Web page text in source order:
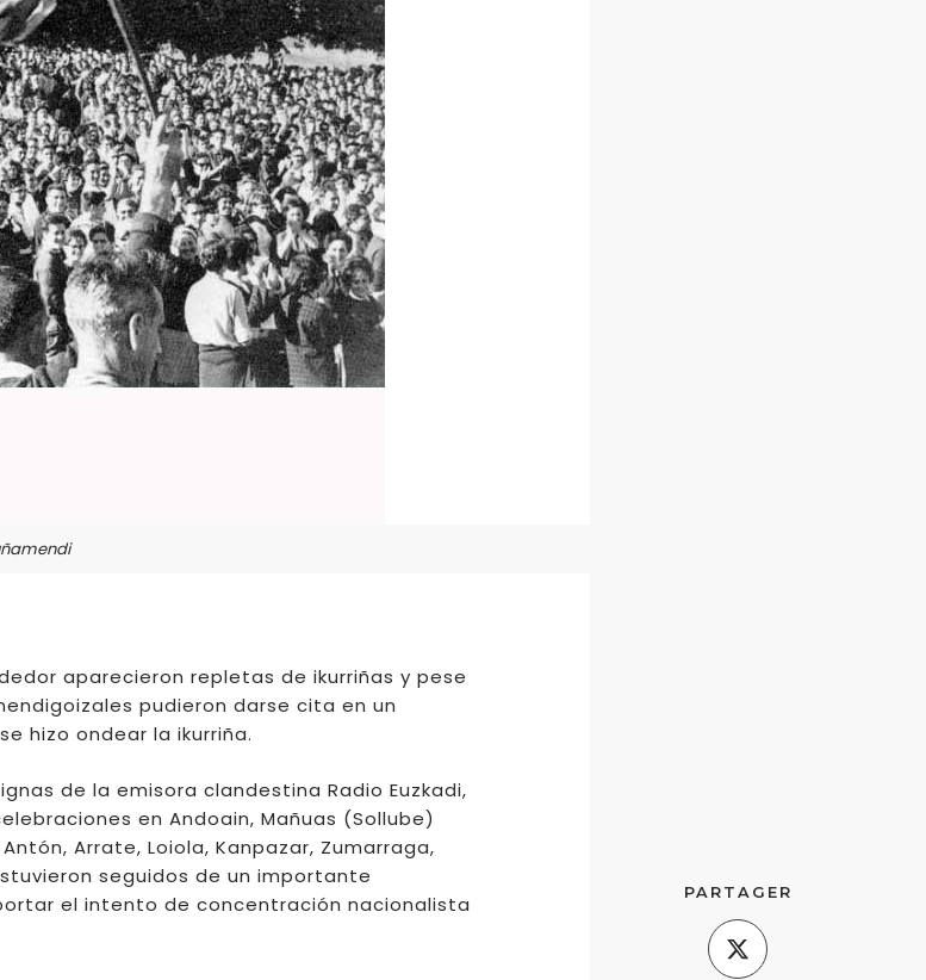
aparecieron repletas de ikurriñas y pese
pudieron darse cita en un
hizo ondear la ikurriña.
de la emisora clandestina Radio Euzkadi,
en Andoain, Mañuas (Sollube)
Arrate, Loiola, Kanpazar, Zumarraga,
seguidos de un importante
el intento de concentración nacionalista
PARTAGER